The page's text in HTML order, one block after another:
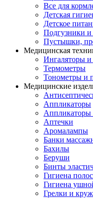
Все для
Детская
Детское
Подгузники и
Пустышки,
Медицинская
Ингаляторы
Термометры
Тонометры и
Медицинские
Аппликаторы
Аппликаторы
Аптечки
Аромалампы
Банки
Бахилы
Беруши
Бинты
Гигиена
Гигиена
Грелки и